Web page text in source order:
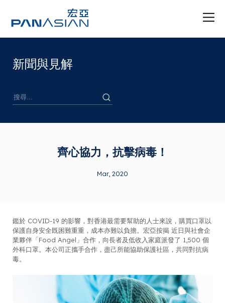
新聞與見解
齊心協力，抗擊病毒！
Mar, 2020
鑑於 COVID-19 的影響，對香港最需要幫助的人士來說，購買口罩以
保護自身安全既困難重重，成本亦難以負擔。宏亞按揭 近日與社會企
業夥伴「Food Angel」合作，向長者及低收入家庭派發了 1,500 個
外科口罩。本公司正攜手合作，盡己所能協助保護社區，共同對抗病
毒。